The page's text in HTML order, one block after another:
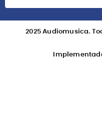
2025 Audiomusica.